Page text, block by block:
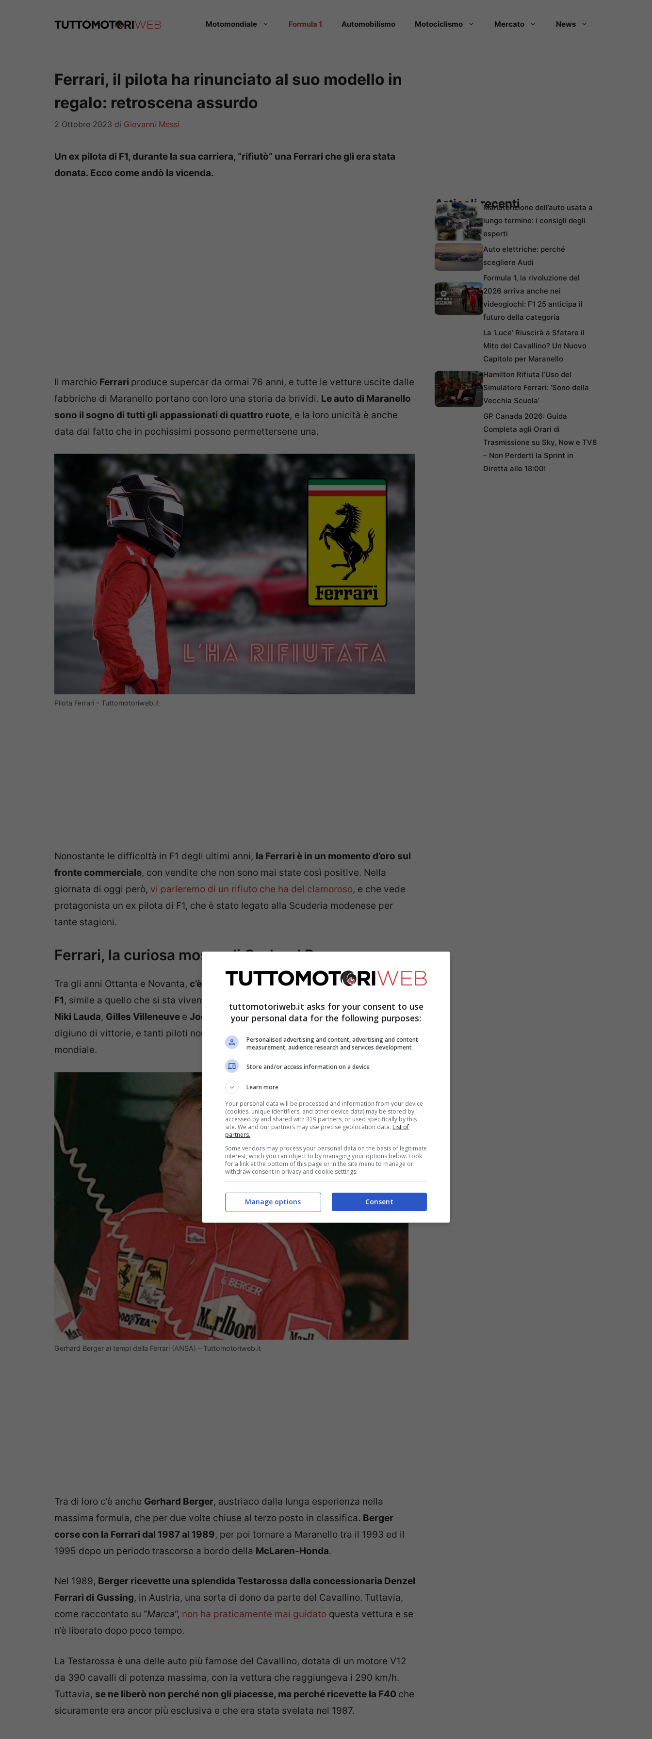
Motomondiale Formula 1 Automobilismo Motociclismo Mercato News
Ferrari, il pilota ha rinunciato al suo modello in
regalo: retroscena assurdo
2 Ottobre 2023 di Giovanni Messi
Un ex pilota di F1, durante la sua carriera, “rifiutò” una Ferrari che gli era stata
donata. Ecco come andò la vicenda.
Il marchio Ferrari produce supercar da ormai 76 anni, e tutte le vetture uscite dalle
fabbriche di Maranello portano con loro una storia da brividi. Le auto di Maranello
sono il sogno di tutti gli appassionati di quattro ruote, e la loro unicità è anche
data dal fatto che in pochissimi possono permettersene una.
Pilota Ferrari – Tuttomotoriweb.it
Nonostante le difficoltà in F1 degli ultimi anni, la Ferrari è in un momento d’oro sul
fronte commerciale, con vendite che non sono mai state così positive. Nella
giornata di oggi però, vi parleremo di un rifiuto che ha del clamoroso, e che vede
protagonista un ex pilota di F1, che è stato legato alla Scuderia modenese per
tante stagioni.
Ferrari, la curiosa mossa di Gerhard Berger
Tra gli anni Ottanta e Novanta, c’è stato un periodo molto difficile per la Ferrari in
F1, simile a quello che si sta vivendo oggi. Terminata l’epoca d’oro di piloti come
Niki Lauda, Gilles Villeneuve e Jody Scheckter, a Maranello ci fu un lunghissimo
digiuno di vittorie, e tanti piloti non ebbero mai la possibilità di giocarsi un titolo
mondiale.
Gerhard Berger ai tempi della Ferrari (ANSA) – Tuttomotoriweb.it
Tra di loro c’è anche Gerhard Berger, austriaco dalla lunga esperienza nella
massima formula, che per due volte chiuse al terzo posto in classifica. Berger
corse con la Ferrari dal 1987 al 1989, per poi tornare a Maranello tra il 1993 ed il
1995 dopo un periodo trascorso a bordo della McLaren-Honda.
Nel 1989, Berger ricevette una splendida Testarossa dalla concessionaria Denzel
Ferrari di Gussing, in Austria, una sorta di dono da parte del Cavallino. Tuttavia,
come raccontato su “Marca“, non ha praticamente mai guidato questa vettura e se
n’è liberato dopo poco tempo.
La Testarossa è una delle auto più famose del Cavallino, dotata di un motore V12
da 390 cavalli di potenza massima, con la vettura che raggiungeva i 290 km/h.
Tuttavia, se ne liberò non perché non gli piacesse, ma perché ricevette la F40 che
sicuramente era ancor più esclusiva e che era stata svelata nel 1987.
Articoli recentiManutenzione dell’auto usata a
lungo termine: i consigli degli
esperti
Auto elettriche: perché
scegliere Audi
Formula 1, la rivoluzione del
2026 arriva anche nei
videogiochi: F1 25 anticipa il
futuro della categoria
La ‘Luce’ Riuscirà a Sfatare il
Mito del Cavallino? Un Nuovo
Capitolo per Maranello
Hamilton Rifiuta l’Uso del
Simulatore Ferrari: ‘Sono della
Vecchia Scuola’
GP Canada 2026: Guida
Completa agli Orari di
Trasmissione su Sky, Now e TV8
– Non Perderti la Sprint in
Diretta alle 18:00!
tuttomotoriweb.it asks for your consent to use
your personal data for the following purposes:
Personalised advertising and content, advertising and content
measurement, audience research and services development
Store and/or access information on a device
Learn more
Your personal data will be processed and information from your device
(cookies, unique identifiers, and other device data) may be stored by,
accessed by and shared with 319 partners, or used specifically by this
site. We and our partners may use precise geolocation data. List of
partners.
Some vendors may process your personal data on the basis of legitimate
interest, which you can object to by managing your options below. Look
for a link at the bottom of this page or in the site menu to manage or
withdraw consent in privacy and cookie settings.
Consent
Manage options